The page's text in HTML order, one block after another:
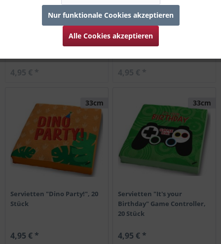
4,95 € *
Regenbogen, 20 Stück
4,95 € *
33cm
Servietten "Dino Party!", 20
Stück
4,95 € *
33cm
Servietten "It's your
Birthday" Game Controller,
20 Stück
4,95 € *
Nur funktionale Cookies akzeptieren
Alle Cookies akzeptieren